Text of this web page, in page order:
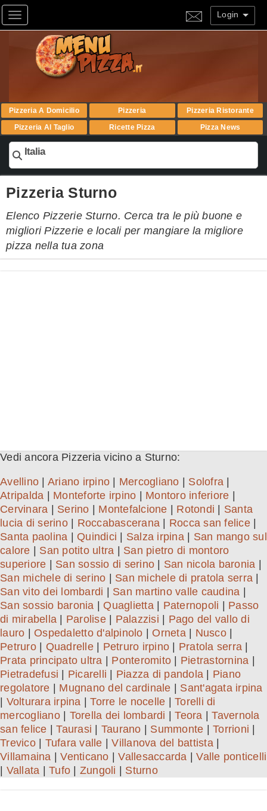
Toggle navigation Login
Pizzeria A Domicilio Pizzeria
Pizzeria Ristorante
Pizzeria Al Taglio
Ricette Pizza Pizza News
Italia
Pizzeria Sturno
Elenco Pizzerie Sturno. Cerca tra le più buone e
migliori Pizzerie e locali per mangiare la migliore
pizza nella tua zona
Vedi ancora Pizzeria vicino a Sturno:
Avellino Ariano irpino Mercogliano Solofra
Atripalda
Monteforte irpino Montoro inferiore
Cervinara
Serino Montefalcione Rotondi
Santa
lucia di serino| Roccabascerana Rocca san felice|
Santa paolina
Quindici Salza irpina| San mango sul
calore
San potito ultra
San pietro di montoro
superiore
San sossio di serino San nicola baronia
San michele di serino
San michele di pratola serra
San vito dei lombardi
San martino valle caudina
San sossio baronia
Quaglietta| Paternopoli
Passo
di mirabella
Parolise| Palazzisi
Pago del vallo di
lauro
Ospedaletto d'alpinolo Orneta| Nusco|
Petruro| Quadrelle| Petruro irpino Pratola serra
Prata principato ultra
Ponteromito Pietrastornina
Pietradefusi
Picarelli Piazza di pandola
Piano
regolatore
Mugnano del cardinale
Sant'agata irpina
Volturara irpina |Torre le nocelle
Torelli di
mercogliano| Torella dei lombardi |Teora |Tavernola
san felice |Taurasi Taurano Summonte Torrioni
Trevico| Tufara valle |Villanova del battista|
Villamaina |Venticano |Vallesaccarda |Valle ponticelli
Vallata Tufo Zungoli Sturno